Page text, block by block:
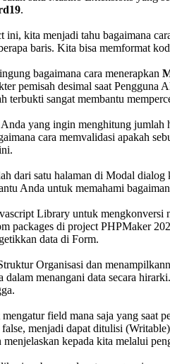
.
ini, kita menjadi tahu bagaimana
baris. Kita bisa memformat
bagaimana cara menerapkan
pemisah desimal saat
terbukti sangat membantu
yang ingin menghitung
cara memvalidasi apakah
dari satu halaman di Modal
Anda untuk memahami
Library untuk
packages di project PHPMaker
data di Form.
Organisasi dan
dalam menangani data secara
field mana saja yang saat
menjadi dapat ditulisi
kepada kita melalui